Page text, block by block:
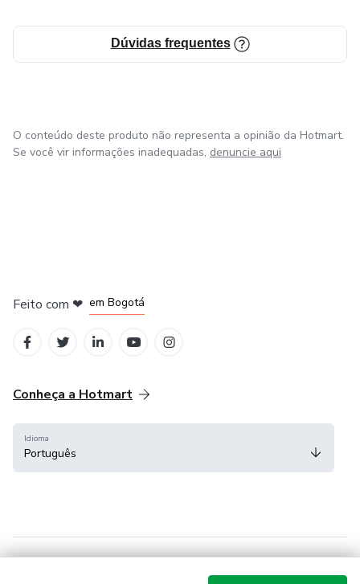
Dúvidas frequentes
O conteúdo deste produto não representa a opinião da Hotmart.
Se você vir informações inadequadas, denuncie aqui
Feito com ❤ em Bogotá
Conheça a Hotmart
Idioma
Português